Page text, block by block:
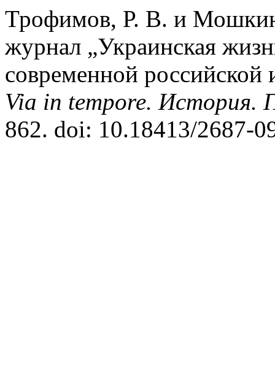
Трофимов, Р. В. и
журнал „Украинская
современной российской
Via in tempore. История.
862. doi: 10.18413/2687-